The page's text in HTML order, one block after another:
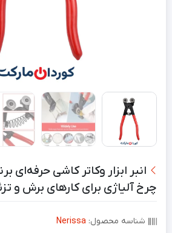
چرخ آلیاژی برای کارهای برش و
شناسه محصول: Nerissa